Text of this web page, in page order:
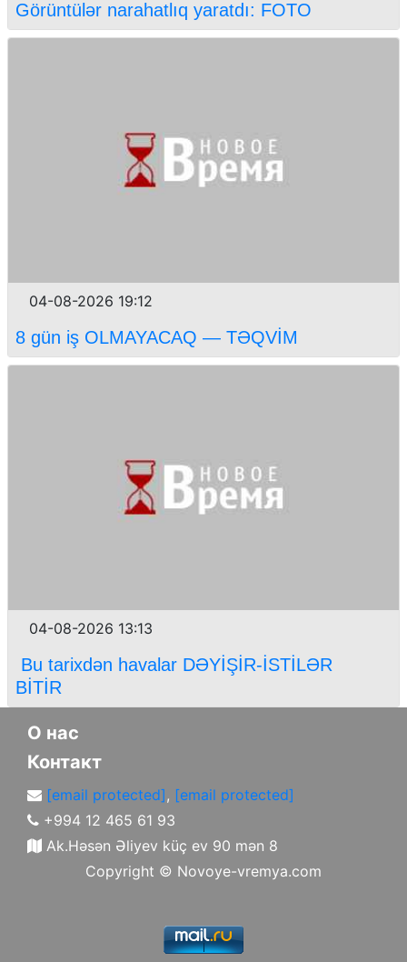
Görüntülər narahatlıq yaratdı: FOTO
04-08-2026 19:12
8 gün iş OLMAYACAQ — TƏQVİM
04-08-2026 13:13
Bu tarixdən havalar DƏYİŞİR-İSTİLƏR
BİTİR
О нас
Контакт
[email protected], [email protected]
+994 12 465 61 93
Ak.Həsən Əliyev küç ev 90 mən 8
Copyright © Novoye-vremya.com